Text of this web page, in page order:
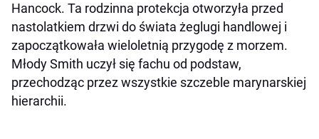
Hancock. Ta rodzinna protekcja otworzyła przed
nastolatkiem drzwi do świata żeglugi handlowej i
zapoczątkowała wieloletnią przygodę z morzem.
Młody Smith uczył się fachu od podstaw,
przechodząc przez wszystkie szczeble marynarskiej
hierarchii.